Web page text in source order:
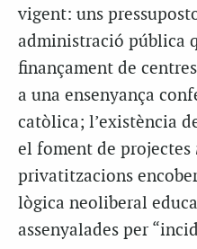
vigent: uns
administració pública
finançament de
a una ensenyança
catòlica; l’existència
el foment de projectes
privatitzacions
lògica neoliberal
assenyalades per